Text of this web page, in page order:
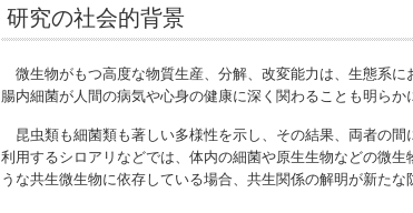
研究の社会的背景
微生物がもつ高度な物質生産、分解、改変能力は、生態系に
腸内細菌が人間の病気や心身の健康に深く関わることも明ら
昆虫類も細菌類も著しい多様性を示し、その結果、両者の
利用するシロアリなどでは、体内の細菌や原生生物などの微
うな共生微生物に依存している場合、共生関係の解明が新たな